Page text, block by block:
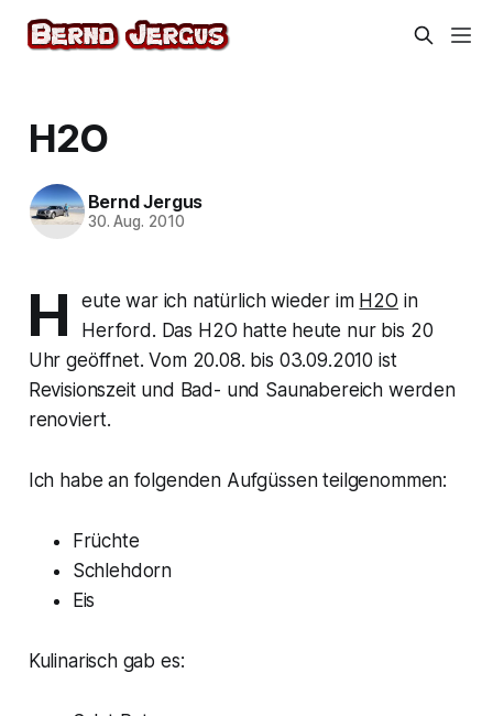
H2O
Bernd Jergus
30. Aug. 2010
H eute war ich natürlich wieder im H2O in
Herford. Das H2O hatte heute nur bis 20
Uhr geöffnet. Vom 20.08. bis 03.09.2010 ist
Revisionszeit und Bad- und Saunabereich werden
renoviert.
Ich habe an folgenden Aufgüssen teilgenommen:
Früchte
Schlehdorn
Eis
Kulinarisch gab es: